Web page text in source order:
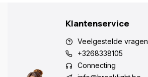
Klantenservice
Veelgestelde vragen
+3268338105
Connecting